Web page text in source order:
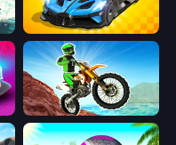
GT Cars Mega Ramps
Dirt Bike Mad Skills